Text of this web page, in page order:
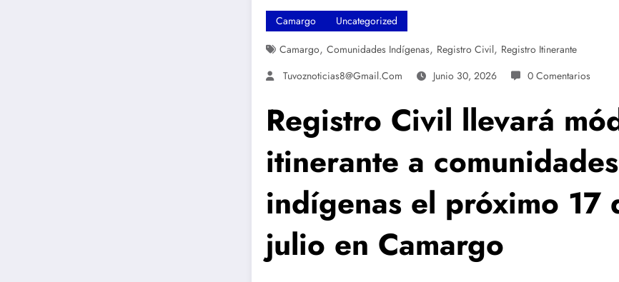
Camargo
Uncategorized
Camargo, Comunidades Indígenas, Registro Civil, Registro Itinerante
Tuvoznoticias8@gmail.com
Junio 30, 2026 0 Comentarios
Registro Civil llevará
itinerante a comunidades
indígenas el próximo 17
julio en Camargo